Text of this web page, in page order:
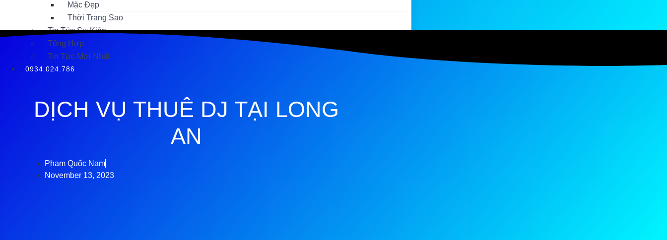
Mặc Đẹp
Thời Trang Sao
Tin Tức Sự Kiện
Tổng Hợp
Tin Tức Mới Nhất
0934.024.786
DỊCH VỤ THUÊ DJ TẠI LONG
AN
Phạm Quốc Nam
November 13, 2023